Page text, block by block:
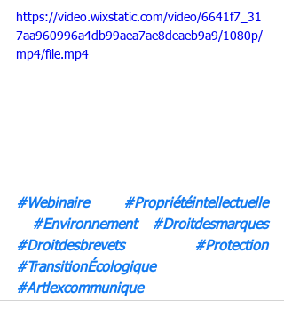
https://video.wixstatic.com/video/6641f7_31
7aa960996a4db99aea7ae8deaeb9a9/1080p/
mp4/file.mp4
#Webinaire
#Propriétéintellectuelle
#Environnement
#Droitdesmarques
#Droitdesbrevets
#Protection
#TransitionÉcologique
#Artlexcommunique